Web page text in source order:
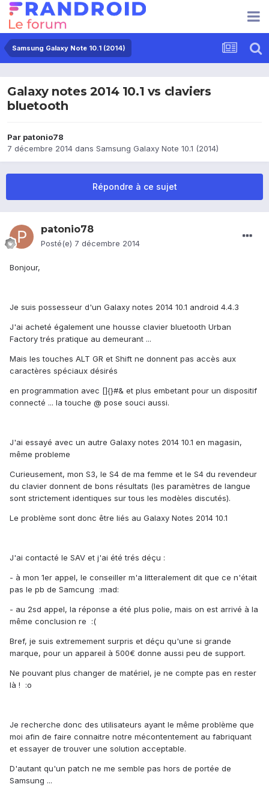
Samsung Galaxy Note 10.1 (2014)
Galaxy notes 2014 10.1 vs claviers
bluetooth
Par patonio78
7 décembre 2014 dans Samsung Galaxy Note 10.1 (2014)
Répondre à ce sujet
patonio78
Posté(e) 7 décembre 2014
Bonjour,
Je suis possesseur d'un Galaxy notes 2014 10.1 android 4.4.3
J'ai acheté également une housse clavier bluetooth Urban
Factory trés pratique au demeurant ...
Mais les touches ALT GR et Shift ne donnent pas accès aux
caractères spéciaux désirés
en programmation avec []{}#& et plus embetant pour un dispositif
connecté ... la touche @ pose souci aussi.
J'ai essayé avec un autre Galaxy notes 2014 10.1 en magasin,
même probleme
Curieusement, mon S3, le S4 de ma femme et le S4 du revendeur
du clavier donnent de bons résultats (les paramètres de langue
sont strictement identiques sur tous les modèles discutés).
Le problème sont donc être liés au Galaxy Notes 2014 10.1
J'ai contacté le SAV et j'ai été trés déçu :
- à mon 1er appel, le conseiller m'a litteralement dit que ce n'était
pas le pb de Samcung :mad:
- au 2sd appel, la réponse a été plus polie, mais on est arrivé à la
même conclusion re :(
Bref, je suis extremement surpris et déçu qu'une si grande
marque, pour un appareil à 500€ donne aussi peu de support.
Ne pouvant plus changer de matériel, je ne compte pas en rester
là ! :o
Je recherche donc des utilisateurs ayant le même problème que
moi afin de faire connaitre notre mécontentement au fabriquant
et essayer de trouver une solution acceptable.
D'autant qu'un patch ne me semble pas hors de portée de
Samsung ...